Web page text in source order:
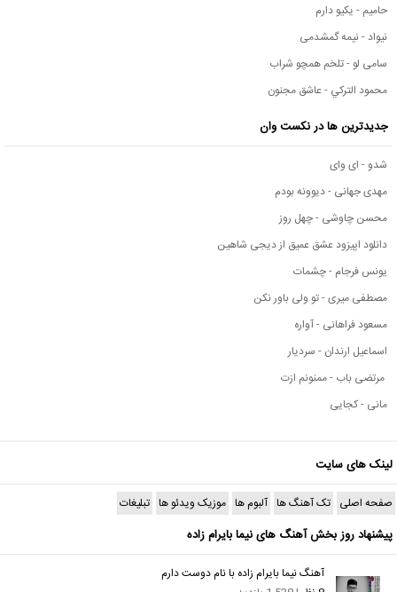
حامیم - یکیو دارم
نیواد - نیمه گمشدمی
سامی لو - تلخم همچو شراب
محمود التركي - عاشق مجنون
جدیدترین ها در نکست وان
شدو - ای وای
مهدی جهانی - دیوونه بودم
محسن چاوشی - چهل روز
دانلود اپیزود عشق عمیق از دیجی شاهین
یونس فرجام - چشمات
مصطفی میری - تو ولی باور نکن
مسعود فراهانی - آواره
اسماعیل ارندان - سردیار
مرتضی باب - ممنونم ازت
مانی - کجایی
لینک های سایت
صفحه اصلی تک آهنگ ها آلبوم ها موزیک ویدئو ها تبلیغات
پیشنهاد روز بخش آهنگ های نیما بایرام زاده
آهنگ نیما بایرام زاده با نام دوست دارم